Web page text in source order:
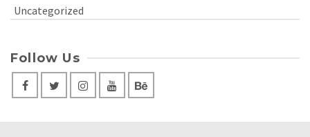
Uncategorized
Follow Us